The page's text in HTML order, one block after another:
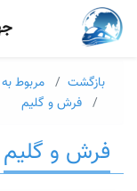
بازگشت مربوط
فرش و گلیم
فرش و گلیم